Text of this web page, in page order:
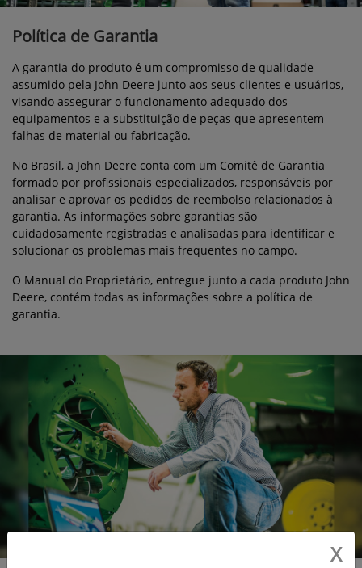
Política de Garantia
A garantia do produto é um compromisso de qualidade
assumido pela John Deere junto aos seus clientes e usuários,
visando assegurar o funcionamento adequado dos
equipamentos e a substituição de peças que apresentem
falhas de material ou fabricação.
No Brasil, a John Deere conta com um Comitê de Garantia
formado por profissionais especializados, responsáveis por
analisar e aprovar os pedidos de reembolso relacionados à
garantia. As informações sobre garantias são
cuidadosamente registradas e analisadas para identificar e
solucionar os problemas mais frequentes no campo.
O Manual do Proprietário, entregue junto a cada produto John
Deere, contém todas as informações sobre a política de
garantia.
X